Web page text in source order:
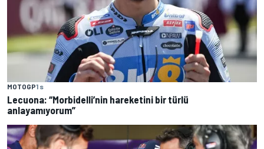
MOTOGP1 s
Lecuona: “Morbidelli’nin hareketini bir türlü
anlayamıyorum”